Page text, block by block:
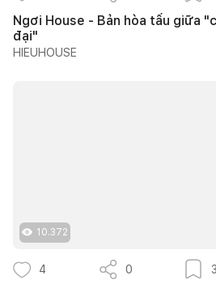
Ngơi House - Bản hòa tấu giữa
đại"
HIEUHOUSE
10.372
4 0 3